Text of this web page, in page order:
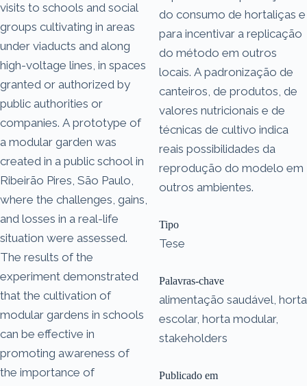
visits to schools and social
groups cultivating in areas
under viaducts and along
high-voltage lines, in spaces
granted or authorized by
public authorities or
companies. A prototype of
a modular garden was
created in a public school in
Ribeirão Pires, São Paulo,
where the challenges, gains,
and losses in a real-life
situation were assessed.
The results of the
experiment demonstrated
that the cultivation of
modular gardens in schools
can be effective in
promoting awareness of
the importance of
do consumo de hortaliças e
para incentivar a replicação
do método em outros
locais. A padronização de
canteiros, de produtos, de
valores nutricionais e de
técnicas de cultivo indica
reais possibilidades da
reprodução do modelo em
outros ambientes.
Tipo
Tese
Palavras-chave
alimentação saudável, horta
escolar, horta modular,
stakeholders
Publicado em